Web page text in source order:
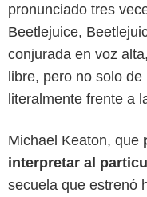
pronunciado tres
Beetlejuice,
conjurada en voz
libre, pero no solo
literalmente frente a
Michael Keaton, que
interpretar al
secuela que estrenó